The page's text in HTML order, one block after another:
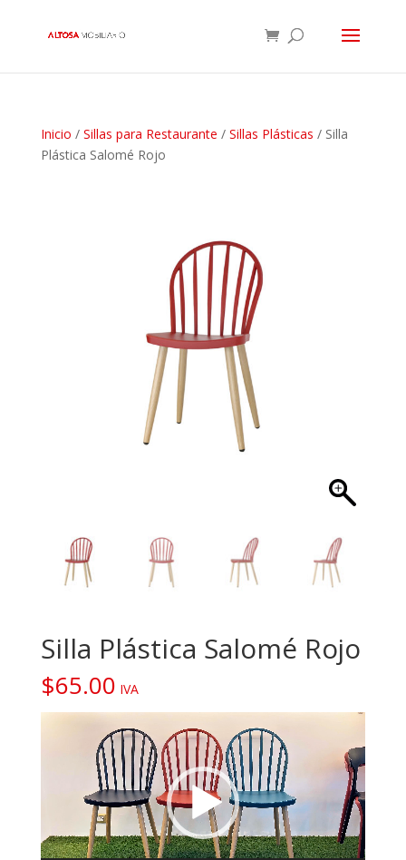
Inicio / Sillas para Restaurante / Sillas Plásticas / Silla
Plástica Salomé Rojo
Silla Plástica Salomé Rojo
$65.00 IVA